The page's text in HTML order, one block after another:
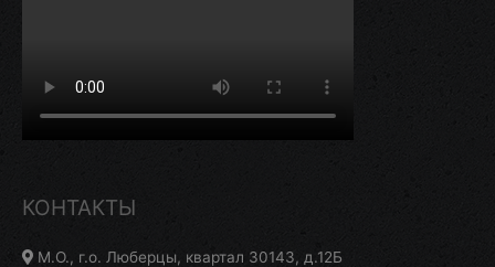
КОНТАКТЫ
М.О., г.о. Люберцы, квартал 30143, д.12Б